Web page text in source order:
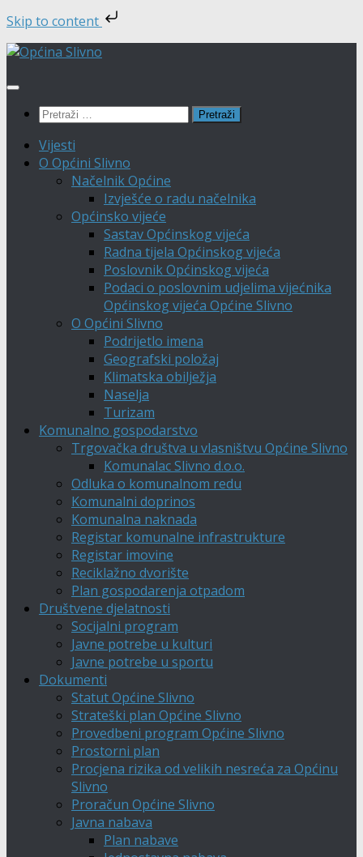
Skip to content
Skip
content
Pretraži:
Vijesti
O Općini Slivno
Načelnik Općine
Izvješće o radu načelnika
Općinsko vijeće
Sastav Općinskog vijeća
Radna tijela Općinskog vijeća
Poslovnik Općinskog vijeća
Podaci o poslovnim udjelima vijećnika
Općinskog vijeća Općine Slivno
O Općini Slivno
Podrijetlo imena
Geografski položaj
Klimatska obilježja
Naselja
Turizam
Komunalno gospodarstvo
Trgovačka društva u vlasništvu Općine Slivno
Komunalac Slivno d.o.o.
Odluka o komunalnom redu
Komunalni doprinos
Komunalna naknada
Registar komunalne infrastrukture
Registar imovine
Reciklažno dvorište
Plan gospodarenja otpadom
Društvene djelatnosti
Socijalni program
Javne potrebe u kulturi
Javne potrebe u sportu
Dokumenti
Statut Općine Slivno
Strateški plan Općine Slivno
Provedbeni program Općine Slivno
Prostorni plan
Procjena rizika od velikih nesreća za Općinu
Slivno
Proračun Općine Slivno
Javna nabava
Plan nabave